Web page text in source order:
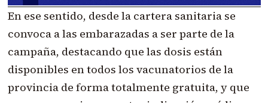
En ese sentido, desde la cartera sanitaria se
convoca a las embarazadas a ser parte de la
campaña, destacando que las dosis están
disponibles en todos los vacunatorios de la
provincia de forma totalmente gratuita, y que